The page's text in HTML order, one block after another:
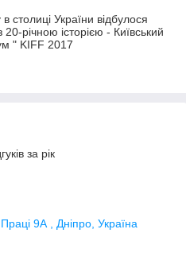
України відбулося
річною історією - Київський
" KIFF 2017
за рік
9А , Дніпро, Україна